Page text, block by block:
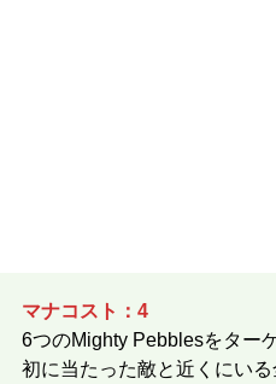
マナコスト：4
6つのMighty Pebblesをター
初に当たった敵と近くにい